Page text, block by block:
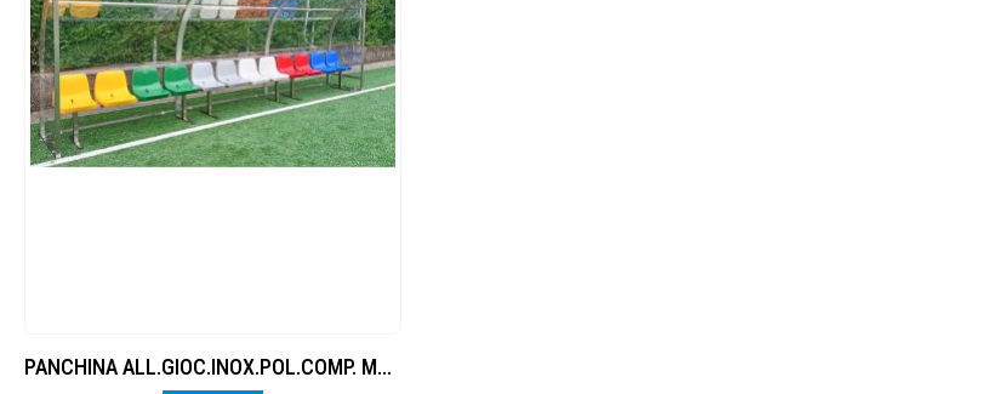
PANCHINA ALL.GIOC.INOX.POL.COMP. MT 1 – 6 POSTI A SEDERE 2 – 13